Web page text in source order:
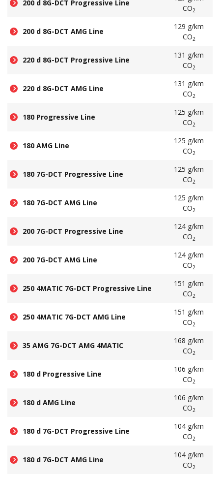
200 d 8G-DCT Progressive Line
CO2
200 d 8G-DCT AMG Line
129 g/km
CO2
220 d 8G-DCT Progressive Line
131 g/km
CO2
220 d 8G-DCT AMG Line
131 g/km
CO2
180 Progressive Line
125 g/km
CO2
180 AMG Line
125 g/km
CO2
180 7G-DCT Progressive Line
125 g/km
CO2
180 7G-DCT AMG Line
125 g/km
CO2
200 7G-DCT Progressive Line
124 g/km
CO2
200 7G-DCT AMG Line
124 g/km
CO2
250 4MATIC 7G-DCT Progressive Line
151 g/km
CO2
250 4MATIC 7G-DCT AMG Line
151 g/km
CO2
35 AMG 7G-DCT AMG 4MATIC
168 g/km
CO2
180 d Progressive Line
106 g/km
CO2
180 d AMG Line
106 g/km
CO2
180 d 7G-DCT Progressive Line
104 g/km
CO2
180 d 7G-DCT AMG Line
104 g/km
CO2